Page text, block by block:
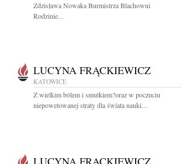
Zdzisława Nowaka Burmistrza Blachowni
Rodzinie...
LUCYNA FRĄCKIEWICZ
KATOWICE
Z wielkim bólem i smutkiem?oraz w poczuciu
niepowetowanej straty dla świata nauki...
LUCYNA FRĄCKIEWICZ